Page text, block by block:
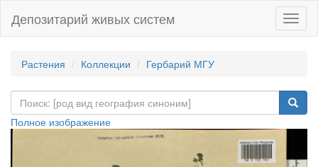
Депозитарий живых систем
Растения Коллекции Гербарий МГУ
Полное изображение